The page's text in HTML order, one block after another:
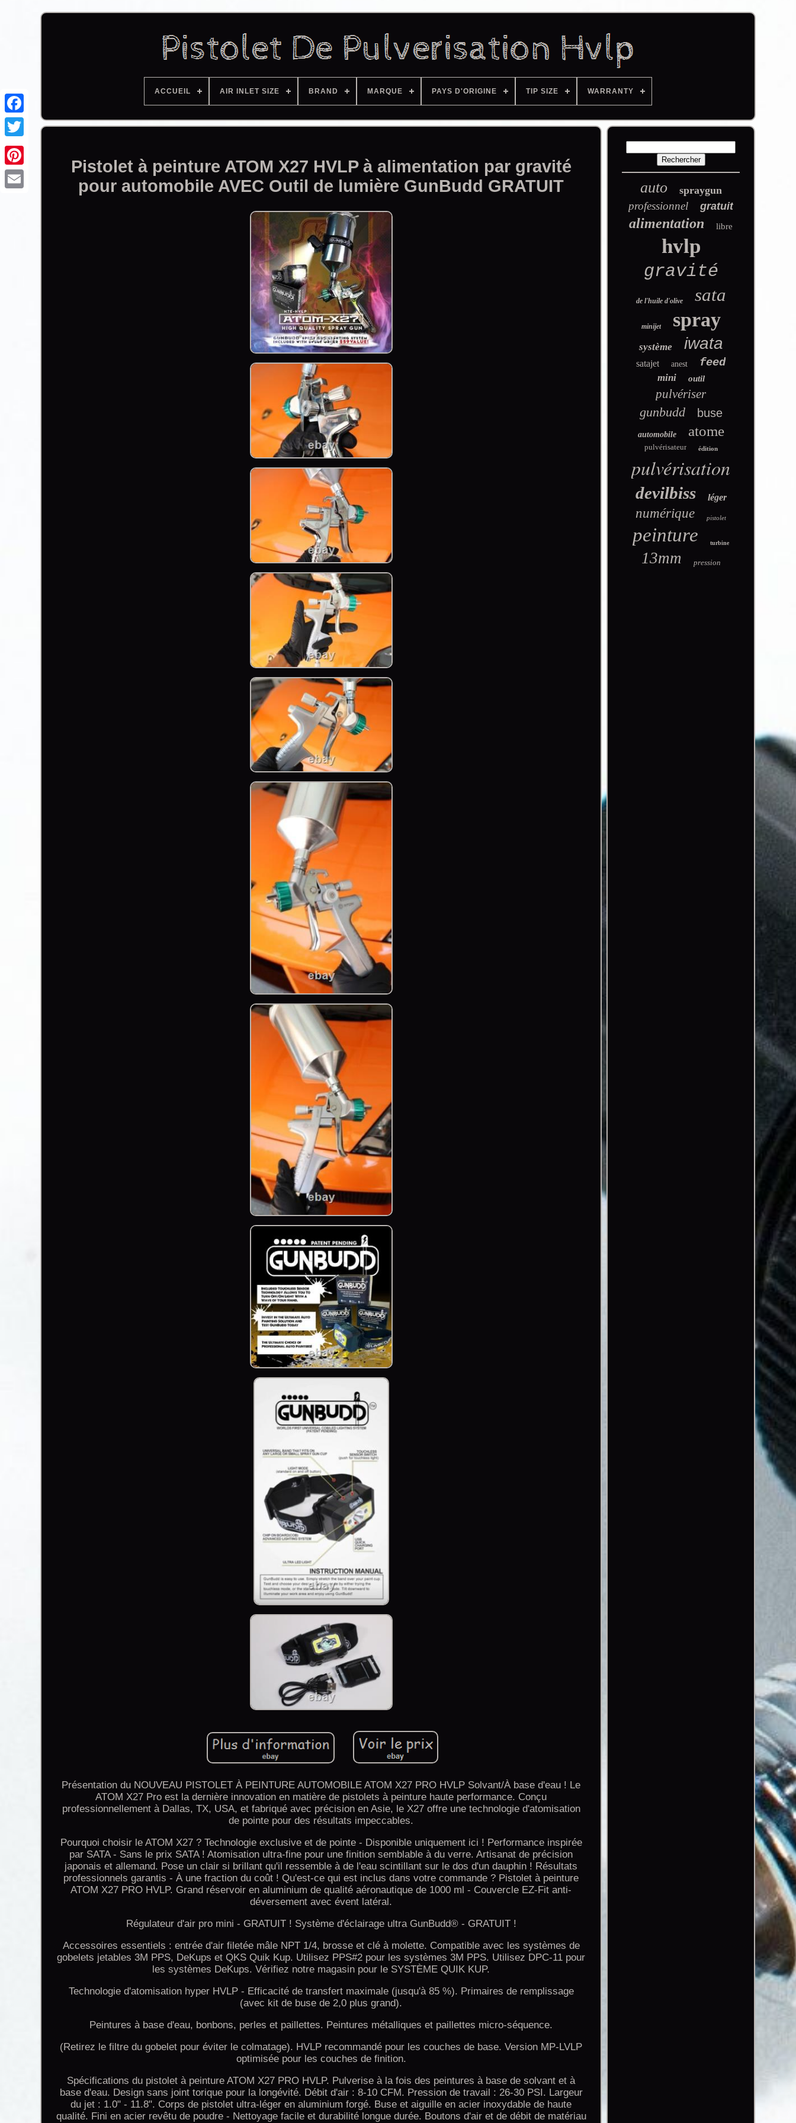
Facebook
ACCUEIL AIR INLET SIZE BRAND MARQUE PAYS D'ORIGINE TIP SIZE WARRANTY
Pistolet à peinture ATOM X27 HVLP à alimentation par gravité
pour automobile AVEC Outil de lumière GunBudd GRATUIT
Présentation du NOUVEAU PISTOLET À PEINTURE AUTOMOBILE ATOM X27 PRO HVLP Solvant/À base d'eau ! Le
ATOM X27 Pro est la dernière innovation en matière de pistolets à peinture haute performance. Conçu
professionnellement à Dallas, TX, USA, et fabriqué avec précision en Asie, le X27 offre une technologie d'atomisation
de pointe pour des résultats impeccables.
Pourquoi choisir le ATOM X27 ? Technologie exclusive et de pointe - Disponible uniquement ici ! Performance inspirée
par SATA - Sans le prix SATA ! Atomisation ultra-fine pour une finition semblable à du verre. Artisanat de précision
japonais et allemand. Pose un clair si brillant qu'il ressemble à de l'eau scintillant sur le dos d'un dauphin ! Résultats
professionnels garantis - À une fraction du coût ! Qu'est-ce qui est inclus dans votre commande ? Pistolet à peinture
ATOM X27 PRO HVLP. Grand réservoir en aluminium de qualité aéronautique de 1000 ml - Couvercle EZ-Fit anti-
déversement avec évent latéral.
Régulateur d'air pro mini - GRATUIT ! Système d'éclairage ultra GunBudd® - GRATUIT !
Accessoires essentiels : entrée d'air filetée mâle NPT 1/4, brosse et clé à molette. Compatible avec les systèmes de
gobelets jetables 3M PPS, DeKups et QKS Quik Kup. Utilisez PPS#2 pour les systèmes 3M PPS. Utilisez DPC-11 pour
les systèmes DeKups. Vérifiez notre magasin pour le SYSTÈME QUIK KUP.
Technologie d'atomisation hyper HVLP - Efficacité de transfert maximale (jusqu'à 85 %). Primaires de remplissage
(avec kit de buse de 2,0 plus grand).
Peintures à base d'eau, bonbons, perles et paillettes. Peintures métalliques et paillettes micro-séquence.
(Retirez le filtre du gobelet pour éviter le colmatage). HVLP recommandé pour les couches de base. Version MP-LVLP
optimisée pour les couches de finition.
Spécifications du pistolet à peinture ATOM X27 PRO HVLP. Pulverise à la fois des peintures à base de solvant et à
base d'eau. Design sans joint torique pour la longévité. Débit d'air : 8-10 CFM. Pression de travail : 26-30 PSI. Largeur
du jet : 1.0" - 11.8". Corps de pistolet ultra-léger en aluminium forgé. Buse et aiguille en acier inoxydable de haute
qualité. Fini en acier revêtu de poudre - Nettoyage facile et durabilité longue durée. Boutons d'air et de débit de matériau
auto spraygun
professionnel gratuit
alimentation libre
hvlp
gravité
de l'huile d'olive sata
minijet spray
système iwata
satajet anest feed
mini outil
pulvériser
gunbudd buse
automobile atome
pulvérisateur édition
pulvérisation
devilbiss léger
numérique pistolet
peinture turbine
13mm pression